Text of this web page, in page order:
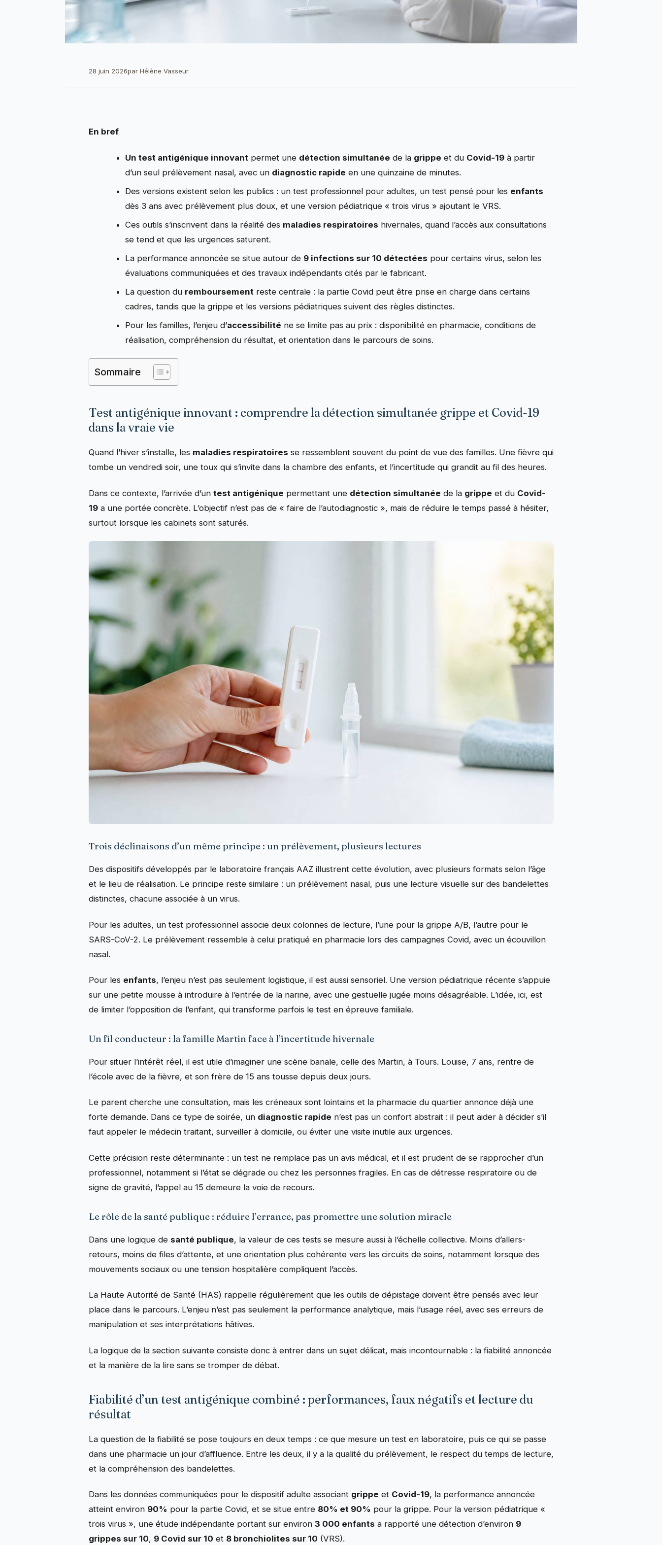
28 juin 2026par Hélène Vasseur
En bref
Un test antigénique innovant permet une détection simultanée de la grippe et du Covid-19 à partir
d’un seul prélèvement nasal, avec un diagnostic rapide en une quinzaine de minutes.
Des versions existent selon les publics : un test professionnel pour adultes, un test pensé pour les enfants
dès 3 ans avec prélèvement plus doux, et une version pédiatrique « trois virus » ajoutant le VRS.
Ces outils s’inscrivent dans la réalité des maladies respiratoires hivernales, quand l’accès aux consultations
se tend et que les urgences saturent.
La performance annoncée se situe autour de 9 infections sur 10 détectées pour certains virus, selon les
évaluations communiquées et des travaux indépendants cités par le fabricant.
La question du remboursement reste centrale : la partie Covid peut être prise en charge dans certains
cadres, tandis que la grippe et les versions pédiatriques suivent des règles distinctes.
Pour les familles, l’enjeu d’accessibilité ne se limite pas au prix : disponibilité en pharmacie, conditions de
réalisation, compréhension du résultat, et orientation dans le parcours de soins.
Sommaire
Test antigénique innovant : comprendre la détection simultanée grippe et Covid-19
dans la vraie vie
Quand l’hiver s’installe, les maladies respiratoires se ressemblent souvent du point de vue des familles. Une fièvre qui
tombe un vendredi soir, une toux qui s’invite dans la chambre des enfants, et l’incertitude qui grandit au fil des heures.
Dans ce contexte, l’arrivée d’un test antigénique permettant une détection simultanée de la grippe et du Covid-
19 a une portée concrète. L’objectif n’est pas de « faire de l’autodiagnostic », mais de réduire le temps passé à hésiter,
surtout lorsque les cabinets sont saturés.
Trois déclinaisons d’un même principe : un prélèvement, plusieurs lectures
Des dispositifs développés par le laboratoire français AAZ illustrent cette évolution, avec plusieurs formats selon l’âge
et le lieu de réalisation. Le principe reste similaire : un prélèvement nasal, puis une lecture visuelle sur des bandelettes
distinctes, chacune associée à un virus.
Pour les adultes, un test professionnel associe deux colonnes de lecture, l’une pour la grippe A/B, l’autre pour le
SARS-CoV-2. Le prélèvement ressemble à celui pratiqué en pharmacie lors des campagnes Covid, avec un écouvillon
nasal.
Pour les enfants, l’enjeu n’est pas seulement logistique, il est aussi sensoriel. Une version pédiatrique récente s’appuie
sur une petite mousse à introduire à l’entrée de la narine, avec une gestuelle jugée moins désagréable. L’idée, ici, est
de limiter l’opposition de l’enfant, qui transforme parfois le test en épreuve familiale.
Un fil conducteur : la famille Martin face à l’incertitude hivernale
Pour situer l’intérêt réel, il est utile d’imaginer une scène banale, celle des Martin, à Tours. Louise, 7 ans, rentre de
l’école avec de la fièvre, et son frère de 15 ans tousse depuis deux jours.
Le parent cherche une consultation, mais les créneaux sont lointains et la pharmacie du quartier annonce déjà une
forte demande. Dans ce type de soirée, un diagnostic rapide n’est pas un confort abstrait : il peut aider à décider s’il
faut appeler le médecin traitant, surveiller à domicile, ou éviter une visite inutile aux urgences.
Cette précision reste déterminante : un test ne remplace pas un avis médical, et il est prudent de se rapprocher d’un
professionnel, notamment si l’état se dégrade ou chez les personnes fragiles. En cas de détresse respiratoire ou de
signe de gravité, l’appel au 15 demeure la voie de recours.
Le rôle de la santé publique : réduire l’errance, pas promettre une solution miracle
Dans une logique de santé publique, la valeur de ces tests se mesure aussi à l’échelle collective. Moins d’allers-
retours, moins de files d’attente, et une orientation plus cohérente vers les circuits de soins, notamment lorsque des
mouvements sociaux ou une tension hospitalière compliquent l’accès.
La Haute Autorité de Santé (HAS) rappelle régulièrement que les outils de dépistage doivent être pensés avec leur
place dans le parcours. L’enjeu n’est pas seulement la performance analytique, mais l’usage réel, avec ses erreurs de
manipulation et ses interprétations hâtives.
La logique de la section suivante consiste donc à entrer dans un sujet délicat, mais incontournable : la fiabilité annoncée
et la manière de la lire sans se tromper de débat.
Fiabilité d’un test antigénique combiné : performances, faux négatifs et lecture du
résultat
La question de la fiabilité se pose toujours en deux temps : ce que mesure un test en laboratoire, puis ce qui se passe
dans une pharmacie un jour d’affluence. Entre les deux, il y a la qualité du prélèvement, le respect du temps de lecture,
et la compréhension des bandelettes.
Dans les données communiquées pour le dispositif adulte associant grippe et Covid-19, la performance annoncée
atteint environ 90% pour la partie Covid, et se situe entre 80% et 90% pour la grippe. Pour la version pédiatrique «
trois virus », une étude indépendante portant sur environ 3 000 enfants a rapporté une détection d’environ 9
grippes sur 10, 9 Covid sur 10 et 8 bronchiolites sur 10 (VRS).